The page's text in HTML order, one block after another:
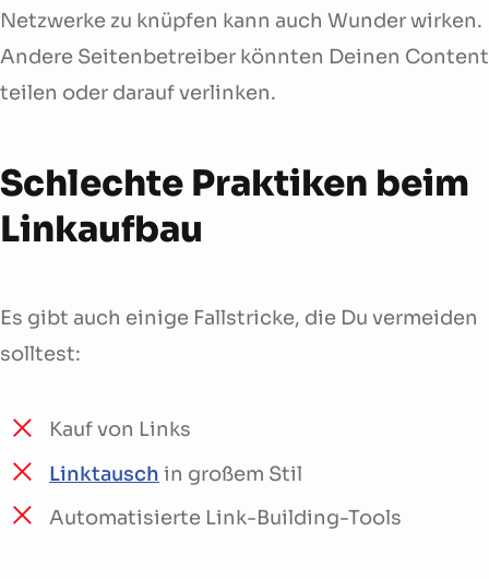
Netzwerke zu knüpfen kann auch Wunder wirken.
Andere Seitenbetreiber könnten Deinen Content
teilen oder darauf verlinken.
Schlechte Praktiken beim
Linkaufbau
Es gibt auch einige Fallstricke, die Du vermeiden
solltest:
Kauf von Links
Linktausch in großem Stil
Automatisierte Link-Building-Tools